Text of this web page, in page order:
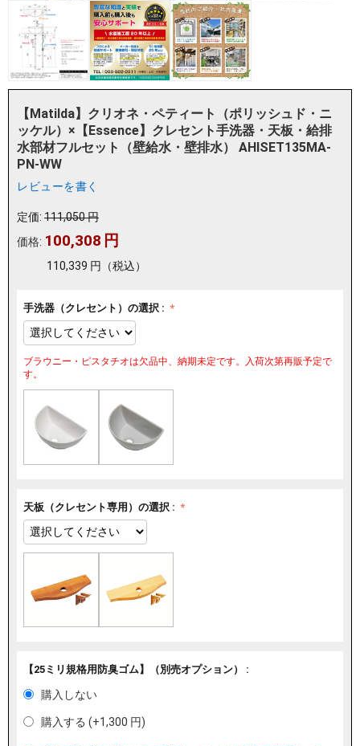
【Matilda】クリオネ・ペティート（ポリッシュド・ニ
ッケル）×【Essence】クレセント手洗器・天板・給排
水部材フルセット（壁給水・壁排水） AHISET135MA-
PN-WW
レビューを書く
定価: 111,050円
価格: 100,308 円
110,339 円 （税込）
手洗器（クレセント）の選択 :
ブラウニー・ピスタチオは欠品中、納期未定です。入荷次第再販予定で
す。
天板（クレセント専用）の選択 :
【25ミリ規格用防臭ゴム】（別売オプション） :
購入しない
購入する (+1,300 円)